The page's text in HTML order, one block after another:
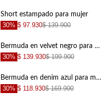
+
+
Short estampado para mujer
30% $ 97.930$ 139.900
Bermuda en velvet negro para mujer
30% $ 139.930$ 199.900
Bermuda en denim azul para mujer
30% $ 118.930$ 169.900